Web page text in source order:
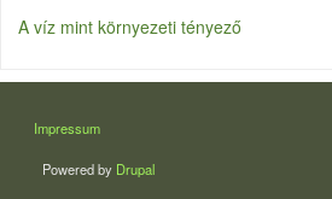
A víz mint környezeti tényező
LÁBLÉC
Impressum
Powered by Drupal